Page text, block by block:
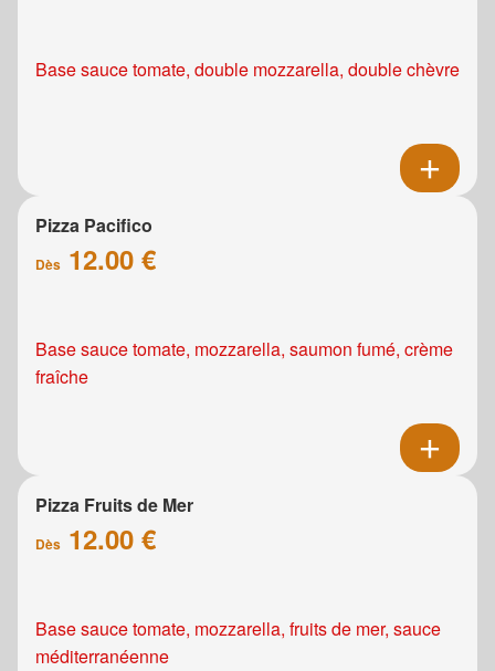
Base sauce tomate, double mozzarella, double chèvre
Pizza Pacifico
Dès 12.00 €
Base sauce tomate, mozzarella, saumon fumé, crème
fraîche
Pizza Fruits de Mer
Dès 12.00 €
Base sauce tomate, mozzarella, fruits de mer, sauce
méditerranéenne